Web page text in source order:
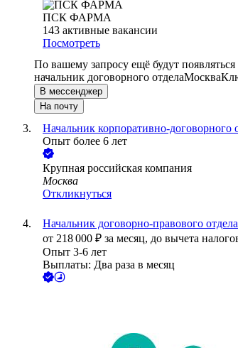
ПСК ФАРМА
143 активные вакансии
Посмотреть
По вашему запросу ещё будут
начальник договорного отделаМосква
В мессенджер
На почту
Начальник корпоративно-договорного
Опыт более 6 лет
Крупная российская компания
Москва
Откликнуться
Начальник договорно-правового отдела
от 218 000 ₽ за месяц, до вычета
Опыт 3-6 лет
Выплаты: Два раза в месяц